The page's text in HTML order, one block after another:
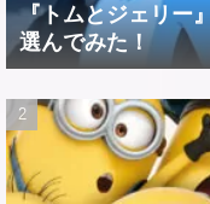
『トムとジェリー
選んでみた！